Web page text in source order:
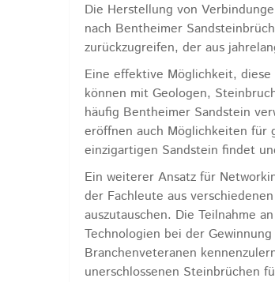
Die Herstellung von
nach Bentheimer
zurückzugreifen, der aus
Eine effektive Möglichkeit,
können mit Geologen,
häufig Bentheimer Sandstein
eröffnen auch Möglichkeiten für
einzigartigen Sandstein findet
Ein weiterer Ansatz für
der Fachleute aus
auszutauschen. Die Teilnahme
Technologien bei der
Branchenveteranen
unerschlossenen Steinbrüchen